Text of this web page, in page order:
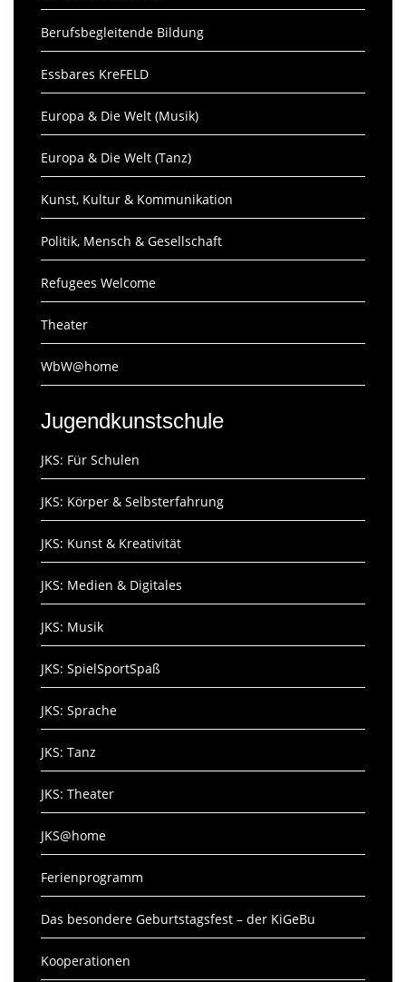
Berufsbegleitende Bildung
Essbares KreFELD
Europa & Die Welt (Musik)
Europa & Die Welt (Tanz)
Kunst, Kultur & Kommunikation
Politik, Mensch & Gesellschaft
Refugees Welcome
Theater
WbW@home
Jugendkunstschule
JKS: Für Schulen
JKS: Körper & Selbsterfahrung
JKS: Kunst & Kreativität
JKS: Medien & Digitales
JKS: Musik
JKS: SpielSportSpaß
JKS: Sprache
JKS: Tanz
JKS: Theater
JKS@home
Ferienprogramm
Das besondere Geburtstagsfest – der KiGeBu
Kooperationen